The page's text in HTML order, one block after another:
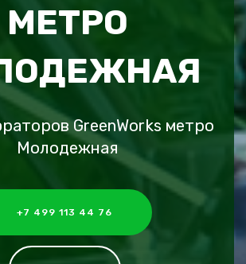
МЕТРО
GreenWorks метро
Молодежная
+7 499 113 44 76